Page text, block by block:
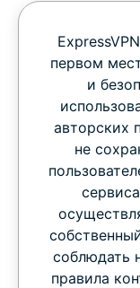
первом
и
авторских
не
соблюдать
правила